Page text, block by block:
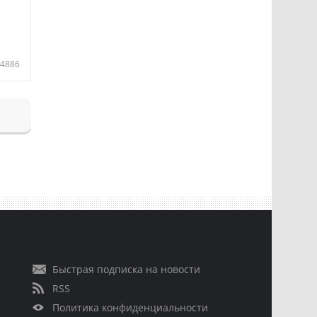
4886
Быстрая подписка на новости
RSS
Политика конфиденциальности